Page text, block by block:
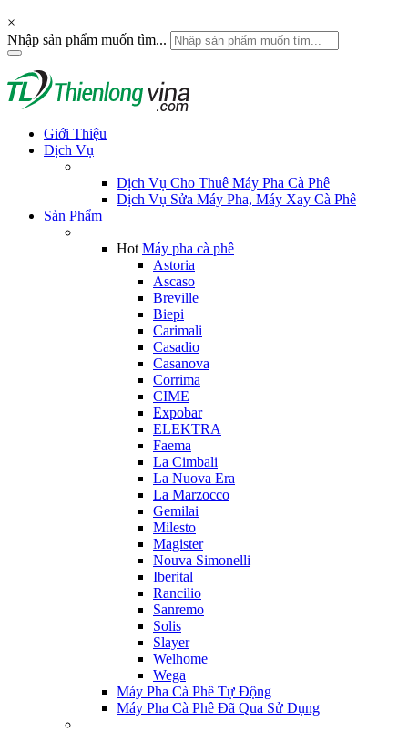
×
Nhập sản phẩm muốn tìm...
Giới Thiệu
Dịch Vụ
Dịch Vụ Cho Thuê Máy Pha Cà Phê
Dịch Vụ Sửa Máy Pha, Máy Xay Cà Phê
Sản Phẩm
Hot Máy pha cà phê
Astoria
Ascaso
Breville
Biepi
Carimali
Casadio
Casanova
Corrima
CIME
Expobar
ELEKTRA
Faema
La Cimbali
La Nuova Era
La Marzocco
Gemilai
Milesto
Magister
Nouva Simonelli
Iberital
Rancilio
Sanremo
Solis
Slayer
Welhome
Wega
Máy Pha Cà Phê Tự Động
Máy Pha Cà Phê Đã Qua Sử Dụng